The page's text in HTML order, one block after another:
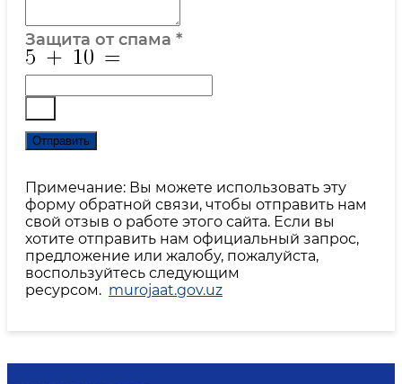
Защита от спама *
Отправить
Примечание: Вы можете использовать эту
форму обратной связи, чтобы отправить нам
свой отзыв о работе этого сайта. Если вы
хотите отправить нам официальный запрос,
предложение или жалобу, пожалуйста,
воспользуйтесь следующим
ресурсом. murojaat.gov.uz